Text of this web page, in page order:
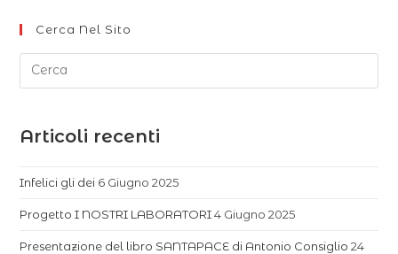
Cerca Nel Sito
Articoli recenti
Infelici gli dei 6 Giugno 2025
Progetto I NOSTRI LABORATORI 4 Giugno 2025
Presentazione del libro SANTAPACE di Antonio Consiglio 24